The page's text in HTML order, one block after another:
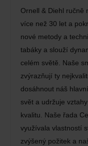
Ornell & Diehl ručně
více než 30 let a
nové metody a
tabáky a slouží
celém světě. Naše
zvýrazňují ty
dosáhnout náš
svět a udržuje
kvalitu. Naše řada
využívala vlastností
zvýšený požitek a